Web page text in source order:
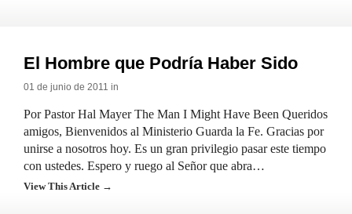
El Hombre que Podría Haber Sido
01 de junio de 2011 in
Por Pastor Hal Mayer The Man I Might Have Been Queridos
amigos, Bienvenidos al Ministerio Guarda la Fe. Gracias por
unirse a nosotros hoy. Es un gran privilegio pasar este tiempo
con ustedes. Espero y ruego al Señor que abra…
View This Article →